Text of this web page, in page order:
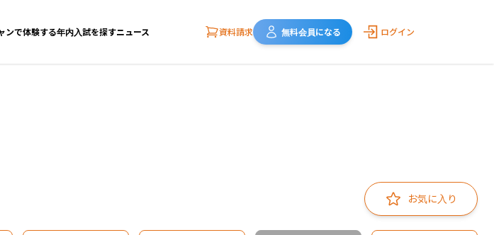
ンで体験する年内入試を探すニュース 資料請求 無料会員になる ログイン
お気に入り